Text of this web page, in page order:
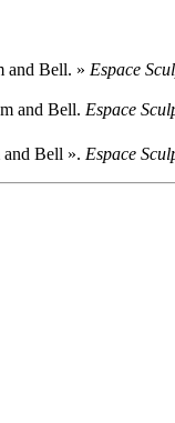
and Bell. » Espace
and Bell. Espace
Bell ». Espace